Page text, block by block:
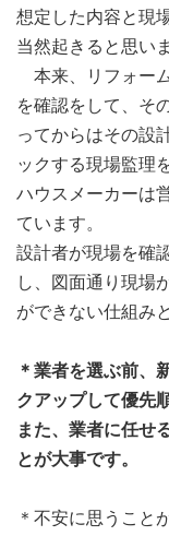
想定した内容と現
当然起きると思いま
本来、リフォー
を確認をして、そ
ってからはその設
ックする現場監理
ハウスメーカーは
ています。
設計者が現場を確
し、図面通り現場
ができない仕組み
＊業者を選ぶ前、
クアップして優先
また、業者に任せ
とが大事です。
＊不安に思うこと